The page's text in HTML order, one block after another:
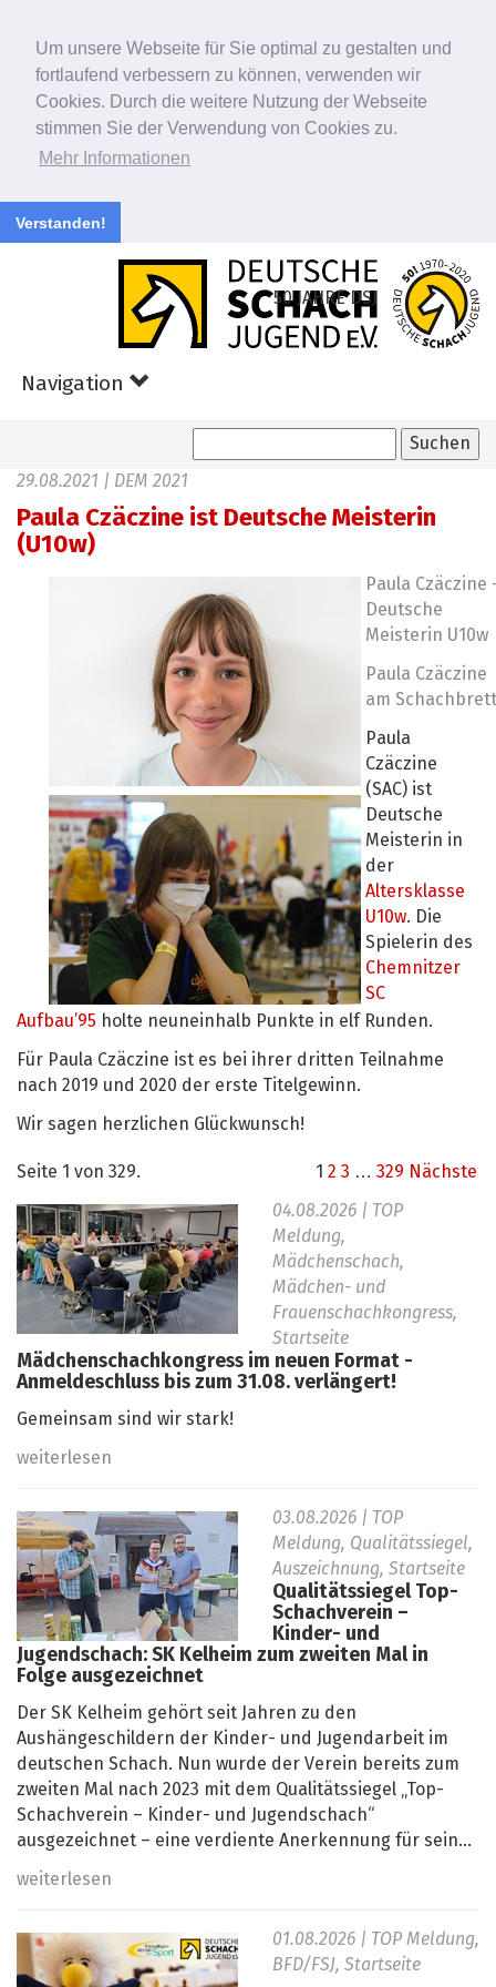
Um unsere Webseite für Sie optimal zu gestalten und
fortlaufend verbessern zu können, verwenden wir
Cookies. Durch die weitere Nutzung der Webseite
stimmen Sie der Verwendung von Cookies zu.
Mehr Informationen
Verstanden!
Navigation
50 JAHRE DSJ
29.08.2021 | DEM 2021
Paula Czäczine ist Deutsche Meisterin
(U10w)
Paula Czäczine
Deutsche
Meisterin U10w
Paula Czäczine
am Schachbrett
Paula
Czäczine
(SAC) ist
Deutsche
Meisterin in
der
Altersklasse
U10w. Die
Spielerin des
Chemnitzer
SC
Aufbau’95 holte neuneinhalb Punkte in elf Runden.
Für Paula Czäczine ist es bei ihrer dritten Teilnahme
nach 2019 und 2020 der erste Titelgewinn.
Wir sagen herzlichen Glückwunsch!
Seite 1 von 329. 1 2 3 … 329 Nächste
04.08.2026 | TOP
Meldung,
Mädchenschach,
Mädchen- und
Frauenschachkongress,
Startseite
Mädchenschachkongress im neuen Format -
Anmeldeschluss bis zum 31.08. verlängert!
Gemeinsam sind wir stark!
weiterlesen
03.08.2026 | TOP
Meldung, Qualitätssiegel,
Auszeichnung, Startseite
Qualitätssiegel Top-
Schachverein –
Kinder- und
Jugendschach: SK Kelheim zum zweiten Mal in
Folge ausgezeichnet
Der SK Kelheim gehört seit Jahren zu den
Aushängeschildern der Kinder- und Jugendarbeit im
deutschen Schach. Nun wurde der Verein bereits zum
zweiten Mal nach 2023 mit dem Qualitätssiegel „Top-
Schachverein – Kinder- und Jugendschach“
ausgezeichnet – eine verdiente Anerkennung für sein...
weiterlesen
01.08.2026 | TOP Meldung,
BFD/FSJ, Startseite